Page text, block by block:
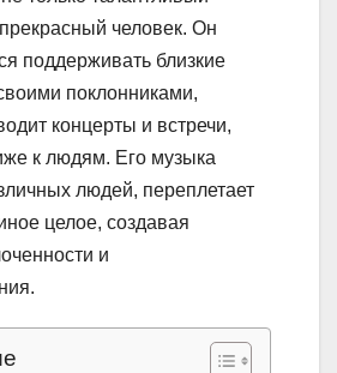
человек. Он
поддерживать близкие
поклонниками,
концерты и встречи,
к людям. Его музыка
людей, переплетает
целое, создавая
и